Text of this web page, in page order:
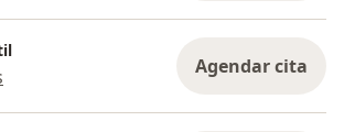
Agendar cita